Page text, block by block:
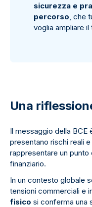
sicurezza e
percorso , che
voglia ampliare
Una
Il messaggio della BCE
presentano rischi reali
rappresentare un punto
finanziario.
In un contesto globale
tensioni commerciali e
fisico si conferma una